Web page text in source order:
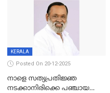
KERALA
Posted On 20-12-2025
നാളെ സത്യപ്രതിജ്ഞ
നടക്കാനിരിക്കെ പഞ്ചായത്ത്